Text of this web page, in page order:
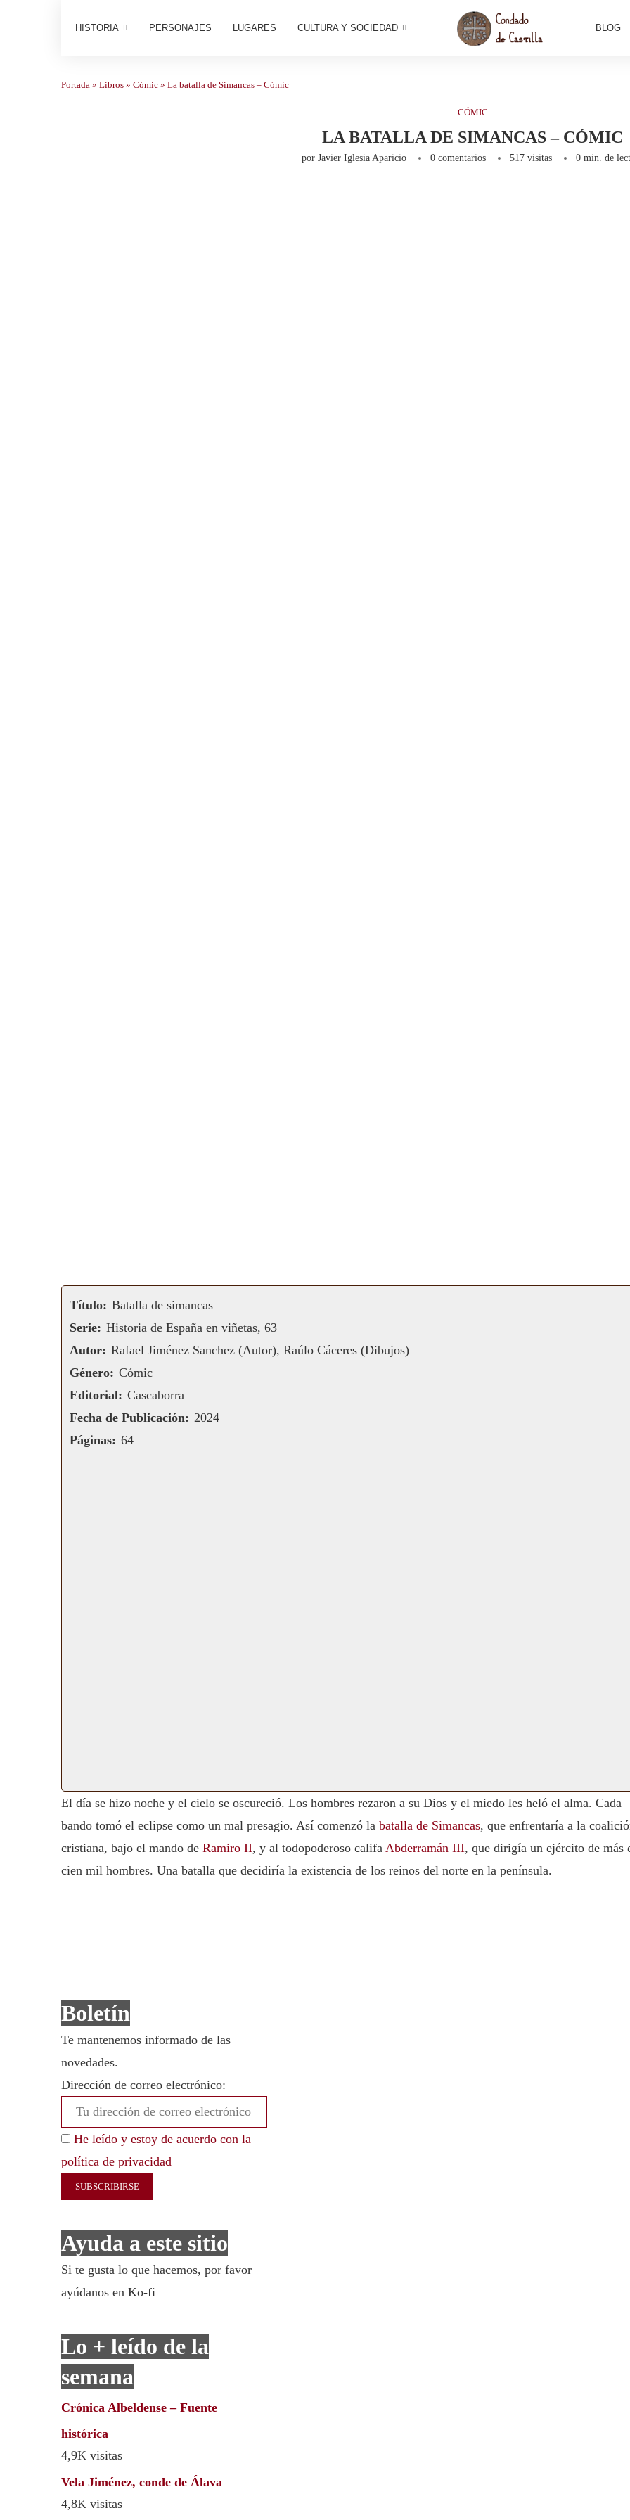
HISTORIA PERSONAJES LUGARES CULTURA Y SOCIEDAD BLOG
Portada » Libros » Cómic » La batalla de Simancas – Cómic
CÓMIC
LA BATALLA DE SIMANCAS – CÓMIC
por Javier Iglesia Aparicio 0 comentarios 517 visitas 0 min. de
Título: Batalla de simancas
Serie: Historia de España en viñetas, 63
Autor: Rafael Jiménez Sanchez (Autor), Raúlo Cáceres (Dibujos)
Género: Cómic
Editorial: Cascaborra
Fecha de Publicación: 2024
Páginas: 64
El día se hizo noche y el cielo se oscureció. Los hombres rezaron a su Dios y el miedo les heló el alma. Cada
bando tomó el eclipse como un mal presagio. Así comenzó la batalla de Simancas, que enfrentaría a la
cristiana, bajo el mando de Ramiro II, y al todopoderoso califa Abderramán III, que dirigía un ejército de más
cien mil hombres. Una batalla que decidiría la existencia de los reinos del norte en la península.
Boletín
Te mantenemos informado de las
novedades.
Dirección de correo electrónico:
He leído y estoy de acuerdo con la
política de privacidad
Ayuda a este sitio
Si te gusta lo que hacemos, por favor
ayúdanos en Ko-fi
Lo + leído de la
semana
Crónica Albeldense – Fuente
histórica
4,9K visitas
Vela Jiménez, conde de Álava
4,8K visitas